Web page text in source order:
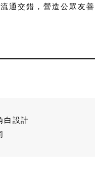
通交錯，營造公眾友善
白設計